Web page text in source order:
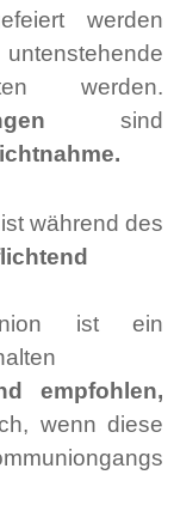
werden
werden.
sind
ist während des
ist ein
empfohlen,
wenn diese